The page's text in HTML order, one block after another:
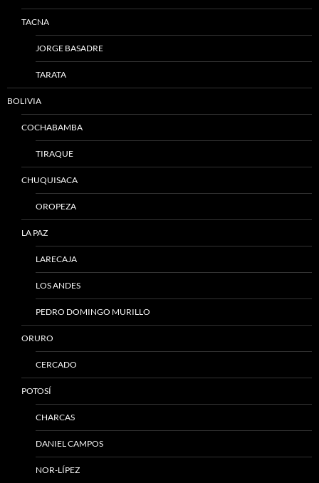
TACNA
JORGE BASADRE
TARATA
BOLIVIA
COCHABAMBA
TIRAQUE
CHUQUISACA
OROPEZA
LA PAZ
LARECAJA
LOS ANDES
PEDRO DOMINGO MURILLO
ORURO
CERCADO
POTOSÍ
CHARCAS
DANIEL CAMPOS
NOR-LÍPEZ